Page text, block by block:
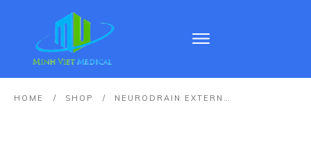
HOME / SHOP /